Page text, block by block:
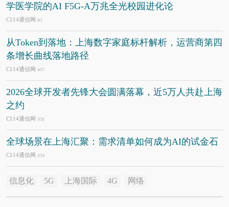
学医学院的AI F5G-A万兆全光校园进化论
C114通信网 6/1
从Token到落地：上海数字家庭标杆解析，运营商第四
条增长曲线落地路径
C114通信网 4/27
2026全球开发者先锋大会圆满落幕，近5万人共赴上海
之约
C114通信网 3/31
全球场景在上海汇聚：需求清单如何成为AI的试金石
C114通信网 3/24
信息化 5G 上海国际 4G 网络